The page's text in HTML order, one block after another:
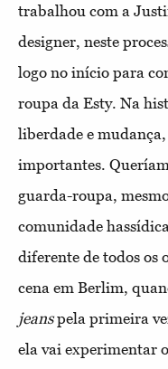
trabalhou com a
designer, neste
logo no início para
roupa da Esty. Na
liberdade e
importantes.
guarda-roupa,
comunidade
diferente de todos os
cena em Berlim,
jeanspela primeira
ela vai experimentar